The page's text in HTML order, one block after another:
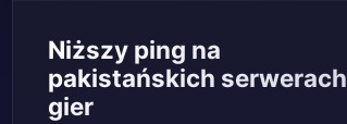
Niższy ping na
pakistańskich serwerach
gier